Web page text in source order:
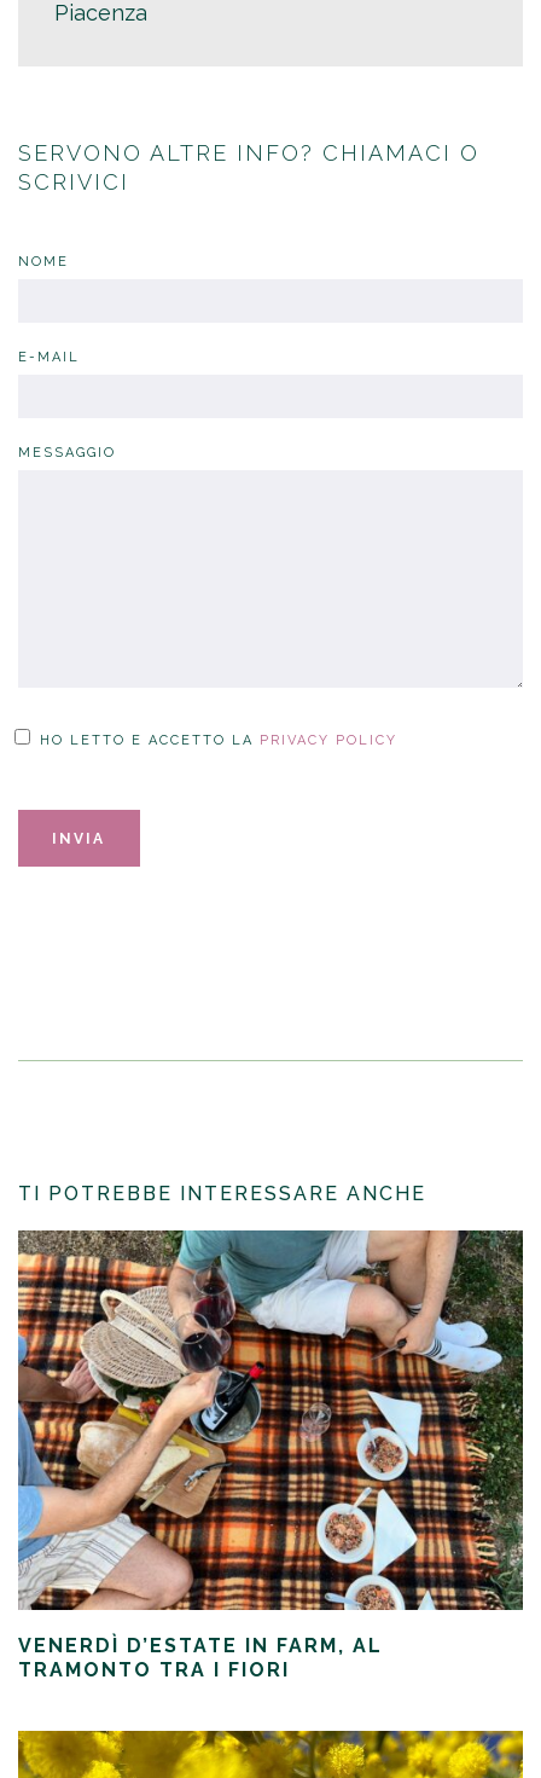
Piacenza
SERVONO ALTRE INFO? CHIAMACI O
SCRIVICI
NOME
E-MAIL
MESSAGGIO
HO LETTO E ACCETTO LA PRIVACY POLICY
TI POTREBBE INTERESSARE ANCHE
VENERDÌ D’ESTATE IN FARM, AL
TRAMONTO TRA I FIORI